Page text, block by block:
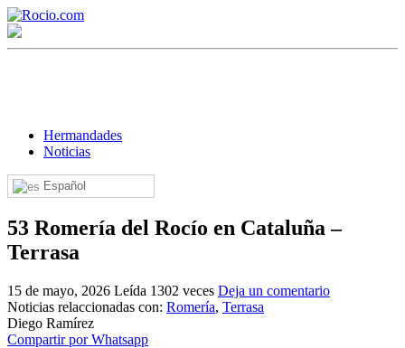
Hermandades
Noticias
Español
53 Romería del Rocío en Cataluña –
Terrasa
15 de mayo, 2026 Leída 1302 veces Deja un comentario
Noticias relaccionadas con: Romería, Terrasa
Diego Ramírez
Compartir por Whatsapp
¡Bienvenido! Soy el asistente virtual de rocio.com.
¿En qué puedo ayudarte?
Historia de la Virgen del Rocío
¿Cuándo es la romería del Rocío?